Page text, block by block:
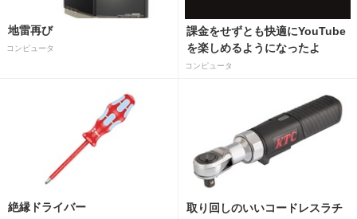
地雷再び
コンピュータ
課金をせずとも快適にYouTube
を楽しめるようになったよ
コンピュータ
絶縁ドライバー
取り回しのいいコードレスラチ